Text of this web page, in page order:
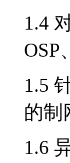
1.4
OSP
1.5
的制
1.6